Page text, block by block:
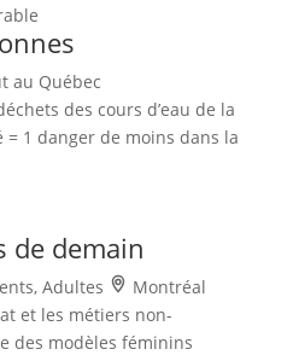
au Québec
des cours d’eau de la
1 danger de moins dans la
de demain
Adultes
Montréal
et les métiers non-
des modèles féminins